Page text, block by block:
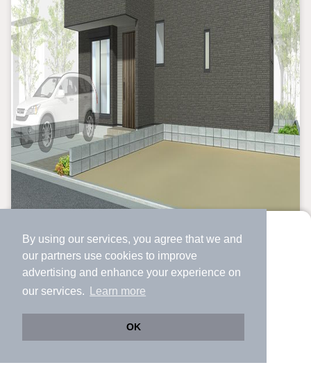
By using our services, you agree that we and
our partners use cookies to improve
advertising and enhance your experience on
our services.
Learn more
OK
より使いやすくなった
アプリで物件探ししませんか？
サクサク動く地図で物件検索
兵庫県神戸市兵庫区石井町